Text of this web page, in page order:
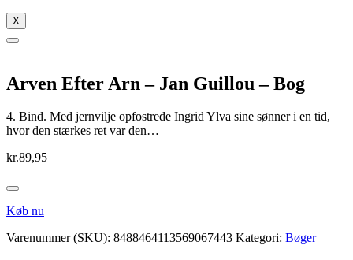
X
Arven Efter Arn – Jan Guillou – Bog
4. Bind. Med jernvilje opfostrede Ingrid Ylva sine sønner i en tid,
hvor den stærkes ret var den…
kr.89,95
Køb nu
Varenummer (SKU): 8488464113569067443 Kategori: Bøger